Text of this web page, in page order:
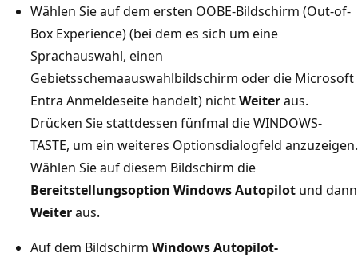
Wählen Sie auf dem ersten OOBE-Bildschirm (Out-of-
Box Experience) (bei dem es sich um eine
Sprachauswahl, einen
Gebietsschemaauswahlbildschirm oder die Microsoft
Entra Anmeldeseite handelt) nichtWeiteraus.
Drücken Sie stattdessen fünfmal die WINDOWS-
TASTE, um ein weiteres Optionsdialogfeld anzuzeigen.
Wählen Sie auf diesem Bildschirm die
Bereitstellungsoption Windows Autopilot und dann
Weiteraus.
Auf dem Bildschirm Windows Autopilot-